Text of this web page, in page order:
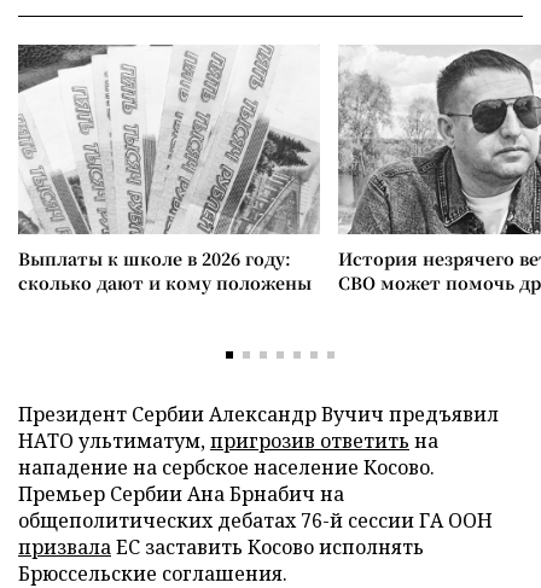
Выплаты к школе в 2026 году:
сколько дают и кому положены
История незрячего
СВО может помочь
Президент Сербии Александр Вучич предъявил
НАТО ультиматум,пригрозив ответить на
нападение на сербское население Косово.
Премьер Сербии Ана Брнабич на
общеполитических дебатах 76-й сессии ГА ООН
призвалаЕС заставить Косово исполнять
Брюссельские соглашения.